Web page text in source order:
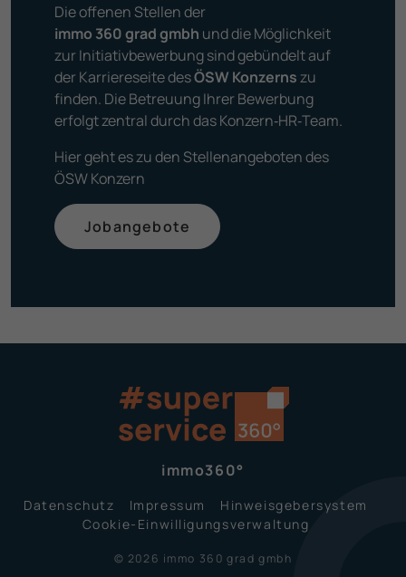
Die offenen Stellen der
immo 360 grad gmbh und die Möglichkeit
zur Initiativ­bewerbung sind gebündelt auf
der Karriereseite desÖSW Konzernszu
finden. Die Betreuung Ihrer Bewerbung
erfolgt zentral durch das Konzern‑HR‑Team.
Hier geht es zu den Stellenangeboten des
ÖSW Konzern
Jobangebote
immo360°
Datenschutz Impressum
Hinweisgeber­system
Cookie-Einwilligungsverwaltung
© 2026 immo 360 grad gmbh